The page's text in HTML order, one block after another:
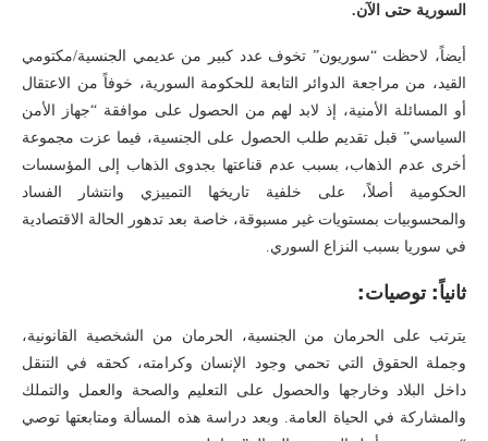
السورية حتى الآن.
أيضاً، لاحظت “سوريون” تخوف عدد كبير من عديمي الجنسية/مكتومي
القيد، من مراجعة الدوائر التابعة للحكومة السورية، خوفاً من الاعتقال
أو المسائلة الأمنية، إذ لابد لهم من الحصول على موافقة “جهاز الأمن
السياسي” قبل تقديم طلب الحصول على الجنسية، فيما عزت مجموعة
أخرى عدم الذهاب، بسبب عدم قناعتها بجدوى الذهاب إلى المؤسسات
الحكومية أصلاً، على خلفية تاريخها التمييزي وانتشار الفساد
والمحسوبيات بمستويات غير مسبوقة، خاصة بعد تدهور الحالة الاقتصادية
في سوريا بسبب النزاع السوري.
ثانياً: توصيات:
يترتب على الحرمان من الجنسية، الحرمان من الشخصية القانونية،
وجملة الحقوق التي تحمي وجود الإنسان وكرامته، كحقه في التنقل
داخل البلاد وخارجها والحصول على التعليم والصحة والعمل والتملك
والمشاركة في الحياة العامة. وبعد دراسة هذه المسألة ومتابعتها توصي